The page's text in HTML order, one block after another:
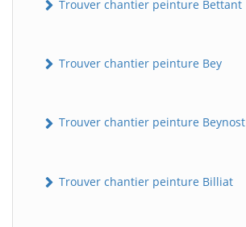
Trouver chantier peinture Bettant
Trouver chantier peinture Bey
Trouver chantier peinture Beynost
Trouver chantier peinture Billiat